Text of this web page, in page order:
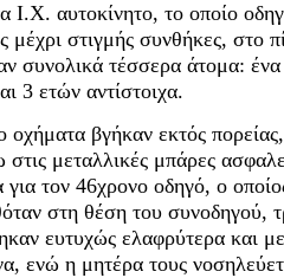
Ι.Χ. αυτοκίνητο, το οποίο
μέχρι στιγμής συνθήκες, στο
συνολικά τέσσερα άτομα: ένα
3 ετών αντίστοιχα.
βγήκαν εκτός
μεταλλικές μπάρες
για τον 46χρονο οδηγό, ο
στη θέση του συνοδηγού,
ευτυχώς ελαφρύτερα και
ενώ η μητέρα τους